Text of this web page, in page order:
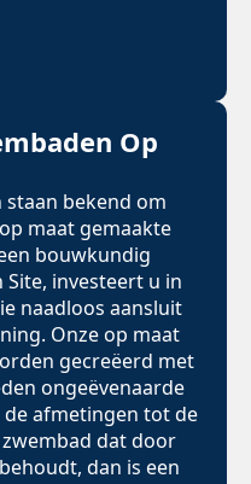
Op
bekend om
maat gemaakte
bouwkundig
investeert u in
naadloos aansluit
Onze op maat
gecreëerd met
ongeëvenaarde
afmetingen tot de
dat door
dan is een